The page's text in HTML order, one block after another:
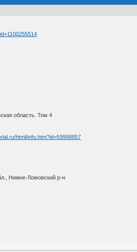
область. Том 4
html/info.htm?id=59998857
Нижне-Ломовский р-н